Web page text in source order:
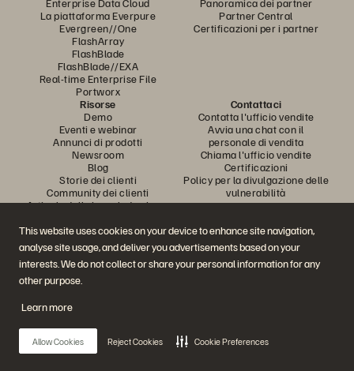
This website uses cookies on your device to enhance site navigation,
analyse site usage, and deliver you advertisements based on your
interests. We do not collect or share your personal information for any
other purpose.
Learn more
Allow Cookies Reject Cookies Cookie Preferences
Enterprise Data Cloud
La piattaforma Everpure
Evergreen//One
FlashArray
FlashBlade
FlashBlade//EXA
Real-time Enterprise File
Portworx
Panoramica dei partner
Partner Central
Certificazioni per i partner
Risorse
Demo
Eventi e webinar
Annunci di prodotti
Newsroom
Blog
Storie dei clienti
Community dei clienti
Articolo della knowledge base
Contattaci
Contatta l'ufficio vendite
Avvia una chat con il
personale di vendita
Chiama l'ufficio vendite
Certificazioni
Policy per la divulgazione delle
vulnerabilità
Partecipa alla conversazione
Segui tutti i canali social ufficiali di Everpure
© 2026 Everpure, Inc. Tutti i diritti sono riservati.
PrivacyTermini del sito WebNote legaliTrust CenterImpostazioni dei cookie